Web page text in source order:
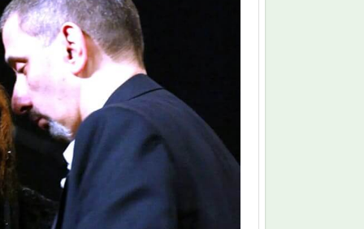
حين ماتت الحكاية.. الفن المصري يفقد
صناعة الهوية الوطنية (1)